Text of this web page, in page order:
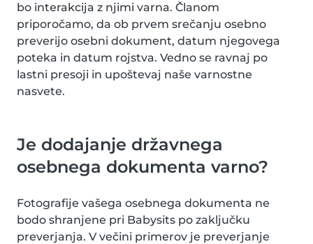
bo interakcija z njimi varna. Članom
priporočamo, da ob prvem srečanju osebno
preverijo osebni dokument, datum njegovega
poteka in datum rojstva. Vedno se ravnaj po
lastni presoji in upoštevaj naše varnostne
nasvete.
Je dodajanje državnega
osebnega dokumenta varno?
Fotografije vašega osebnega dokumenta ne
bodo shranjene pri Babysits po zaključku
preverjanja. V večini primerov je preverjanje